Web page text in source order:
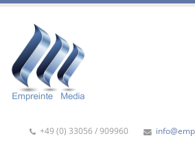
+49 (0) 33056 / 909960